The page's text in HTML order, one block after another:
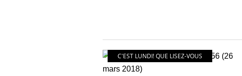
C'EST LUNDI! QUE LISEZ-VOUS